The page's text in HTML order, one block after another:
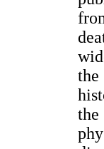
the